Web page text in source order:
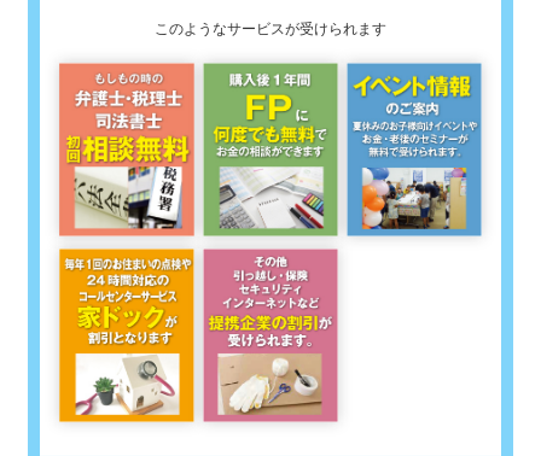
このようなサービスが受けられます